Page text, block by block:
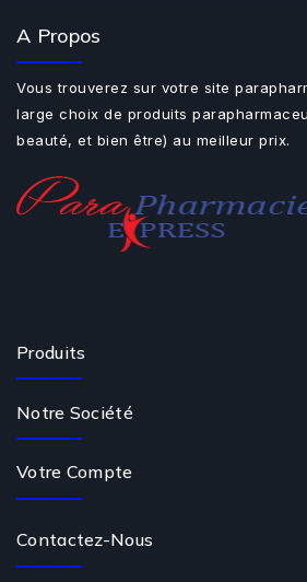
A Propos
Vous trouverez sur votre site
large choix de produits
beauté, et bien être) au meilleur prix.
Produits
Notre Société
Votre Compte
Contactez-Nous